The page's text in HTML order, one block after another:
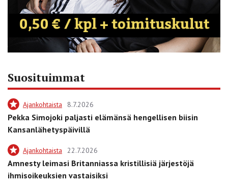
Suosituimmat
Ajankohtaista 8.7.2026
Pekka Simojoki paljasti elämänsä hengellisen biisin
Kansanlähetyspäivillä
Ajankohtaista 22.7.2026
Amnesty leimasi Britanniassa kristillisiä järjestöjä
ihmisoikeuksien vastaisiksi